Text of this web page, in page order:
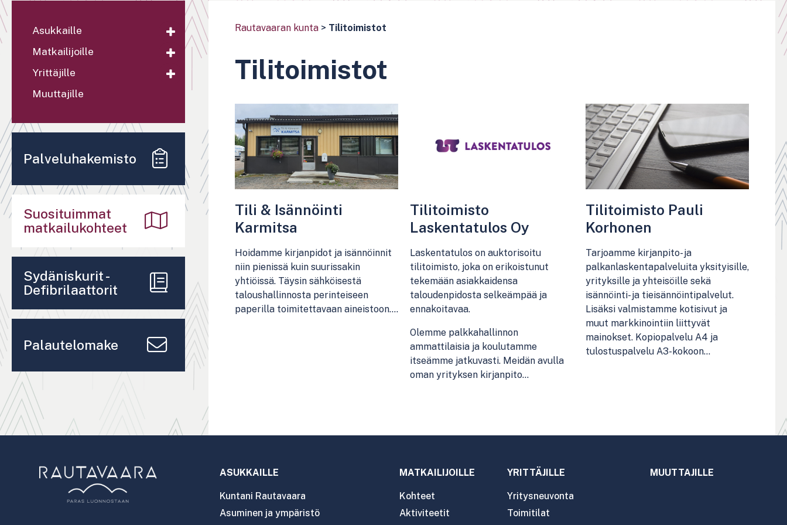
Rautavaaran kunta > Tilitoimistot
Tilitoimistot
Tili & Isännöinti
Karmitsa
Hoidamme kirjanpidot ja isännöinnit
niin pienissä kuin suurissakin
yhtiöissä. Täysin sähköisestä
taloushallinnosta perinteiseen
paperilla toimitettavaan aineistoon.…
Tilitoimisto
Laskentatulos Oy
Laskentatulos on auktorisoitu
tilitoimisto, joka on erikoistunut
tekemään asiakkaidensa
taloudenpidosta selkeämpää ja
ennakoitavaa.
Olemme palkkahallinnon
ammattilaisia ja koulutamme
itseämme jatkuvasti. Meidän avulla
oman yrityksen kirjanpito…
Tilitoimisto Pauli
Korhonen
Tarjoamme kirjanpito- ja
palkanlaskentapalveluita yksityisille,
yrityksille ja yhteisöille sekä
isännöinti- ja tieisännöintipalvelut.
Lisäksi valmistamme kotisivut ja
muut markkinointiin liittyvät
mainokset. Kopiopalvelu A4 ja
tulostuspalvelu A3-kokoon…
Asukkaille
Matkailijoille
Yrittäjille
Muuttajille
Palveluhakemisto
Suosituimmat
matkailukohteet
Sydäniskurit -
Defibrilaattorit
Palautelomake
ASUKKAILLE
Kuntani Rautavaara
Asuminen ja ympäristö
MATKAILIJOILLE
Kohteet
Aktiviteetit
YRITTÄJILLE
Yritysneuvonta
Toimitilat
MUUTTAJILLE